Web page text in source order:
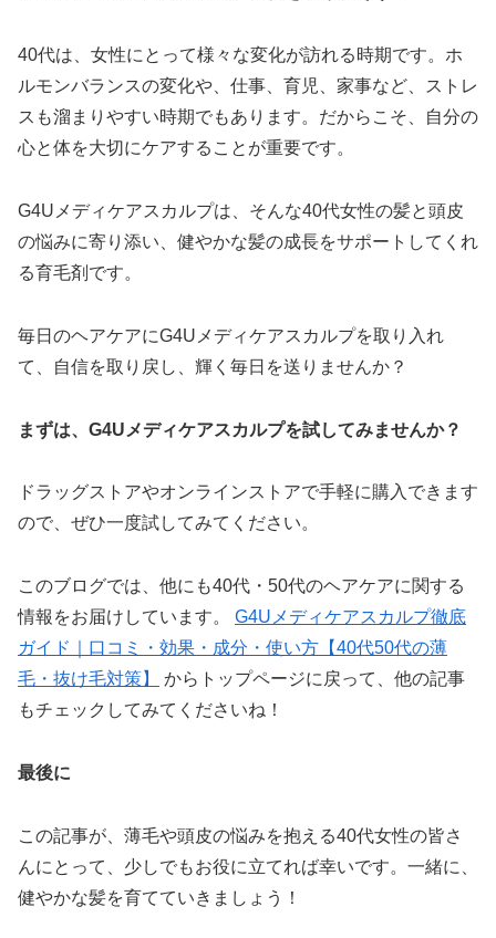
40代は、女性にとって様々な変化が訪れる時期です。ホ
ルモンバランスの変化や、仕事、育児、家事など、ストレ
スも溜まりやすい時期でもあります。だからこそ、自分の
心と体を大切にケアすることが重要です。
G4Uメディケアスカルプは、そんな40代女性の髪と頭皮
の悩みに寄り添い、健やかな髪の成長をサポートしてくれ
る育毛剤です。
毎日のヘアケアにG4Uメディケアスカルプを取り入れ
て、自信を取り戻し、輝く毎日を送りませんか？
まずは、G4Uメディケアスカルプを試してみませんか？
ドラッグストアやオンラインストアで手軽に購入できます
ので、ぜひ一度試してみてください。
このブログでは、他にも40代・50代のヘアケアに関する
情報をお届けしています。 G4Uメディケアスカルプ徹底
ガイド｜口コミ・効果・成分・使い方【40代50代の薄
毛・抜け毛対策】
からトップページに戻って、他の記事
もチェックしてみてくださいね！
最後に
この記事が、薄毛や頭皮の悩みを抱える40代女性の皆さ
んにとって、少しでもお役に立てれば幸いです。一緒に、
健やかな髪を育てていきましょう！